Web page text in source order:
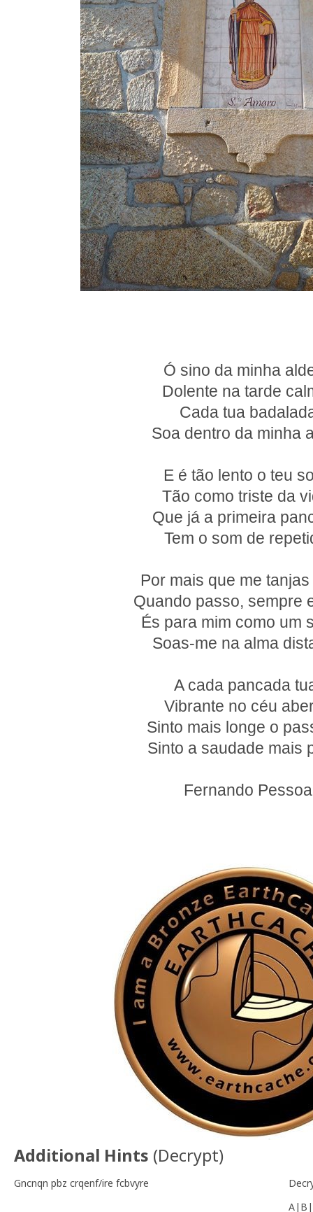
Ó sino da minha
Dolente na tarde
Cada tua
Soa dentro da minha
E é tão lento o teu
Tão como triste da
Que já a primeira
Tem o som de
Por mais que me
Quando passo, sempre
És para mim como um
Soas-me na alma
A cada pancada
Vibrante no céu
Sinto mais longe o
Sinto a saudade mais
Fernando Pessoa
Additional Hints (Decrypt)
Gncnqn pbz crqenf/ire fcbvyre